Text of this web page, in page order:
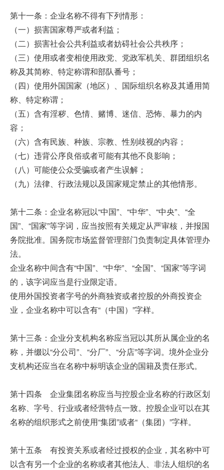
第十一条：企业名称不得有下列情形：
（一）损害国家尊严或者利益；
（二）损害社会公共利益或者妨碍社会公共秩序；
（三）使用或者变相使用政党、党政军机关、群团组织名
称及其简称、特定称谓和部队番号；
（四）使用外国国家（地区）、国际组织名称及其通用简
称、特定称谓；
（五）含有淫秽、色情、赌博、迷信、恐怖、暴力的内
容；
（六）含有民族、种族、宗教、性别歧视的内容；
（七）违背公序良俗或者可能有其他不良影响；
（八）可能使公众受骗或者产生误解；
（九）法律、行政法规以及国家规定禁止的其他情形。
第十二条：企业名称冠以“中国”、“中华”、“中央”、“全
国”、“国家”等字词，应当按照有关规定从严审核，并报国
务院批准。国务院市场监督管理部门负责制定具体管理办
法。
企业名称中间含有“中国”、“中华”、“全国”、“国家”等字词
的，该字词应当是行业限定语。
使用外国投资者字号的外商独资或者控股的外商投资企
业，企业名称中可以含有“（中国）”字样。
第十三条：企业分支机构名称应当冠以其所从属企业的名
称，并缀以“分公司”、“分厂”、“分店”等字词。境外企业分
支机构还应当在名称中标明该企业的国籍及责任形式。
第十四条 企业集团名称应当与控股企业名称的行政区划
名称、字号、行业或者经营特点一致。控股企业可以在其
名称的组织形式之前使用“集团”或者“（集团）”字样。
第十五条 有投资关系或者经过授权的企业，其名称中可
以含有另一个企业的名称或者其他法人、非法人组织的名